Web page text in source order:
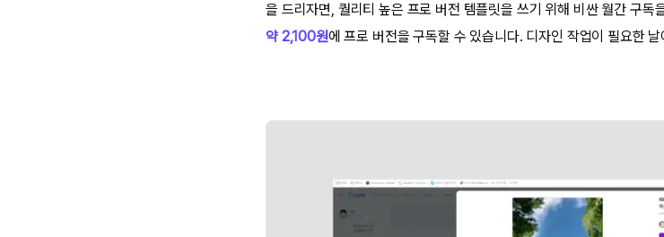
을 드리자면, 퀄리티 높은 프로 버전 템플릿을 쓰기 위해 비싼 월간 구독
약 2,100원에 프로 버전을 구독할 수 있습니다. 디자인 작업이 필요한